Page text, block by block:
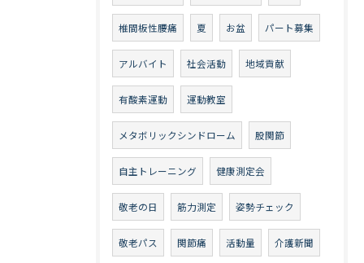
椎間板性腰痛 夏 お盆 パート募集
アルバイト 社会活動 地域貢献
有酸素運動 運動教室
メタボリックシンドローム 股関節
自主トレーニング 健康測定会
敬老の日 筋力測定 姿勢チェック
敬老パス 関節痛 活動量 介護新聞